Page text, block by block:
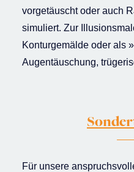
vorgetäuscht oder auch
simuliert. Zur
Konturgemälde oder als
Augentäuschung,
Für unsere